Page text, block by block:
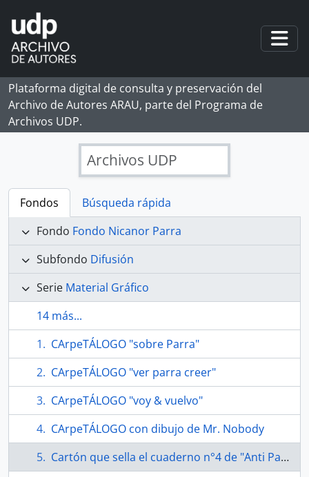
Skip to main content
Plataforma digital de consulta y preservación del
Archivo de Autores ARAU, parte del Programa de
Archivos UDP.
Archivos UDP
Fondos
Búsqueda rápida
Fondo Fondo Nicanor Parra
Subfondo Difusión
Serie Material Gráfico
14 más...
CArpeTÁLOGO "sobre Parra"
CArpeTÁLOGO "ver parra creer"
CArpeTÁLOGO "voy & vuelvo"
CArpeTÁLOGO con dibujo de Mr. Nobody
Cartón que sella el cuaderno n°4 de "Anti Parra : historia natural de la fotografía"